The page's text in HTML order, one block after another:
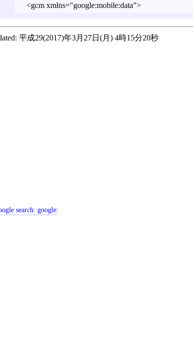
<gcm xmlns="google:mobile:data">
平成29(2017)年3月27日(月) 4時15分20秒
search:google: